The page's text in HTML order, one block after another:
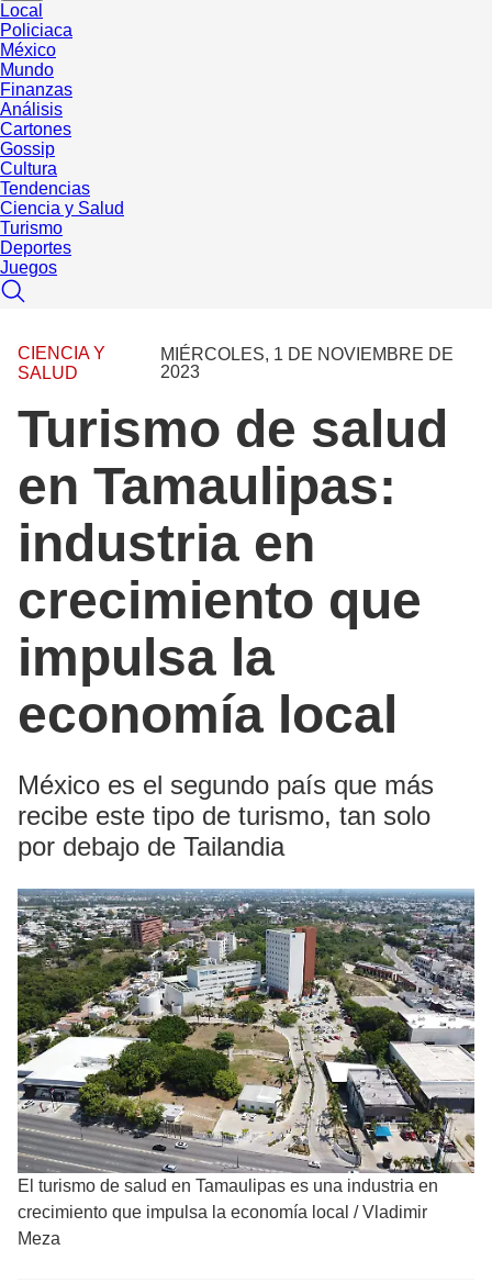
Local
Policiaca
México
Mundo
Finanzas
Análisis
Cartones
Gossip
Cultura
Tendencias
Ciencia y Salud
Turismo
Deportes
Juegos
CIENCIA Y
SALUD
MIÉRCOLES, 1 DE NOVIEMBRE DE
2023
Turismo de salud
en Tamaulipas:
industria en
crecimiento que
impulsa la
economía local
México es el segundo país que más
recibe este tipo de turismo, tan solo
por debajo de Tailandia
El turismo de salud en Tamaulipas es una industria en
crecimiento que impulsa la economía local /Vladimir
Meza